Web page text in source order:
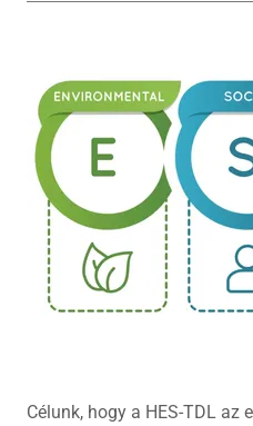
Célunk, hogy a HES-TDL az